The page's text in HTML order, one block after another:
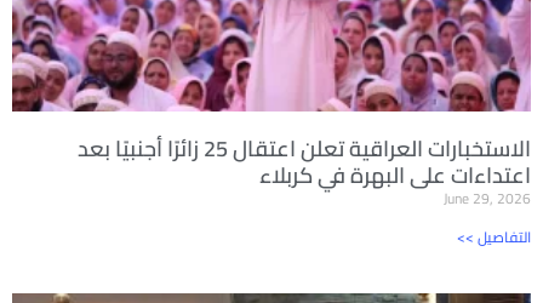
الاستخبارات العراقية تعلن اعتقال 25 زائرًا أجنبيًا بعد
اعتداءات على البهرة في كربلاء
June 29, 2026
<< التفاصيل